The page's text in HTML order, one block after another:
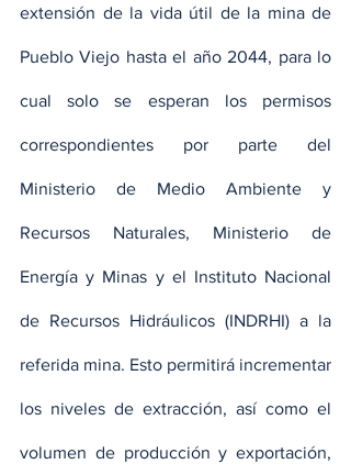
extensión de la vida útil de la mina de
Pueblo Viejo hasta el año 2044, para lo
cual solo se esperan los permisos
correspondientes por parte del
Ministerio de Medio Ambiente y
Recursos Naturales, Ministerio de
Energía y Minas y el Instituto Nacional
de Recursos Hidráulicos (INDRHI) a la
referida mina. Esto permitirá incrementar
los niveles de extracción, así como el
volumen de producción y exportación,